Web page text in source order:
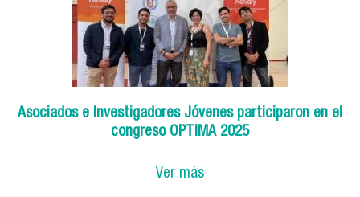
Asociados e Investigadores Jóvenes participaron en el
congreso OPTIMA 2025
Ver más